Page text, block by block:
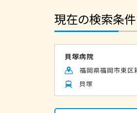
現在の検索条
貝塚病院
福岡県福岡市東
貝塚